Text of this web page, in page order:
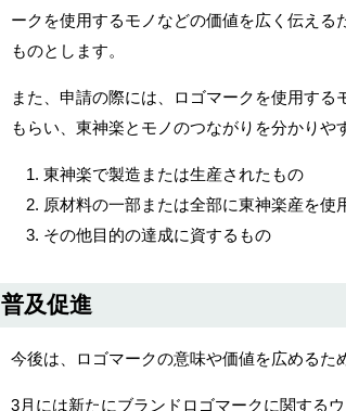
ークを使用するモノなどの価値を広く伝え
ものとします。
また、申請の際には、ロゴマークを使用す
もらい、東神楽とモノのつながりを分かりや
東神楽で製造または生産されたもの
原材料の一部または全部に東神楽産を使
その他目的の達成に資するもの
普及促進
今後は、ロゴマークの意味や価値を広めるた
3月には新たにブランドロゴマークに関する